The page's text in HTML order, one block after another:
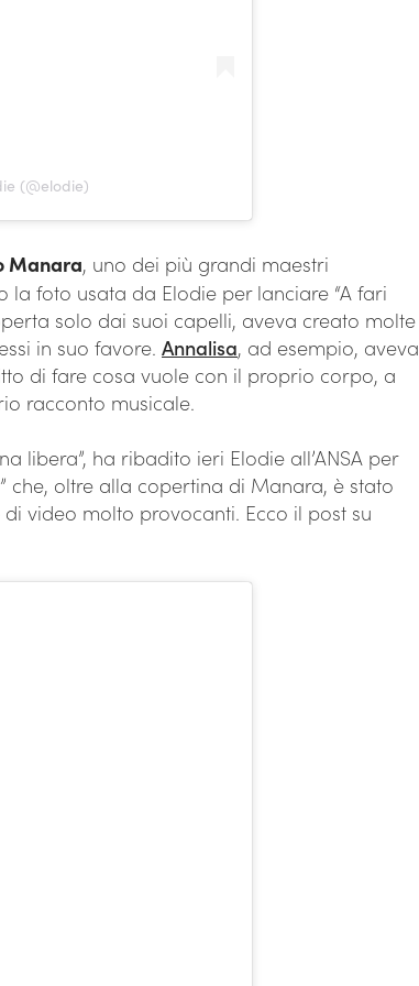
(@elodie)
Manara, uno dei più grandi maestri
la foto usata da Elodie per lanciare “A fari
solo dai suoi capelli, aveva creato molte
in suo favore. Annalisa, ad esempio, aveva
di fare cosa vuole con il proprio corpo, a
racconto musicale.
libera”, ha ribadito ieri Elodie all’ANSA per
che, oltre alla copertina di Manara, è stato
video molto provocanti. Ecco il post su